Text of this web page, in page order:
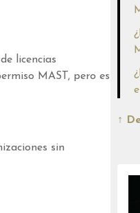
licencias
MAST, pero es
sin
↑